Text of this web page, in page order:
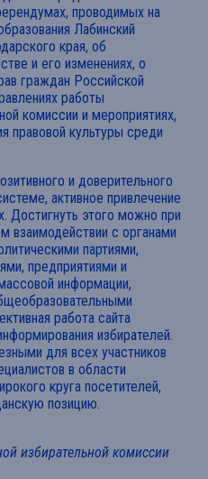
проводимых на
Лабинский
края, об
и его изменениях, о
граждан Российской
работы
комиссии и мероприятиях,
правовой культуры среди
и доверительного
активное привлечение
Достигнуть этого можно при
взаимодействии с органами
партиями,
предприятиями и
информации,
работа сайта
избирателей.
для всех участников
в области
круга посетителей,
позицию.
избирательной комиссии